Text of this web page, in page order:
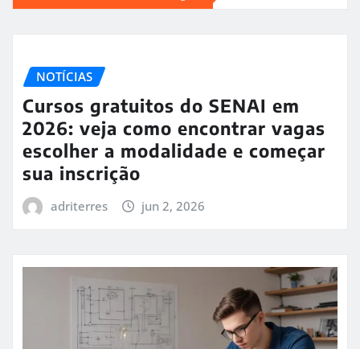
NOTÍCIAS
Cursos gratuitos do SENAI em
2026: veja como encontrar vagas
escolher a modalidade e começar
sua inscrição
adriterres jun 2, 2026